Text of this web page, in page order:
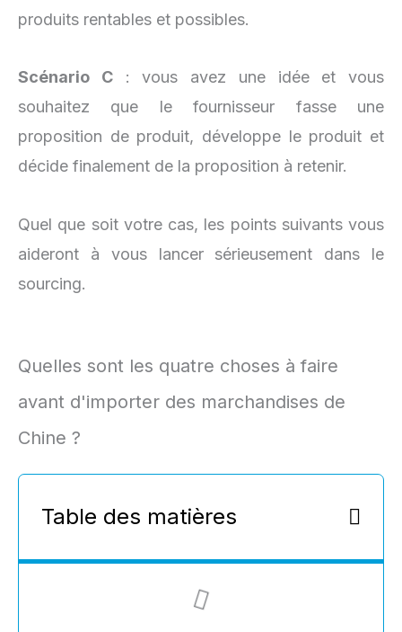
produits rentables et possibles.
Scénario C: vous avez une idée et vous
souhaitez que le fournisseur fasse une
proposition de produit, développe le produit et
décide finalement de la proposition à retenir.
Quel que soit votre cas, les points suivants vous
aideront à vous lancer sérieusement dans le
sourcing.
Quelles sont les quatre choses à faire
avant d'importer des marchandises de
Chine ?
Table des matières